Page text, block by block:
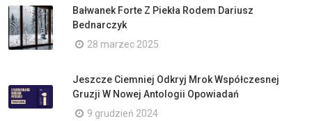
Bałwanek Forte Z Piekła Rodem Dariusz
Bednarczyk
28 marzec 2025
Jeszcze Ciemniej Odkryj Mrok Współczesnej
Gruzji W Nowej Antologii Opowiadań
9 grudzień 2024